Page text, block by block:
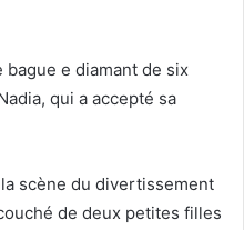
e diamant de six
qui a accepté sa
la scène du divertissement
de deux petites filles